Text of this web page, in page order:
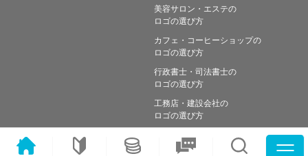
美容サロン・エステの
ロゴの選び方
カフェ・コーヒーショップの
ロゴの選び方
行政書士・司法書士の
ロゴの選び方
工務店・建設会社の
ロゴの選び方